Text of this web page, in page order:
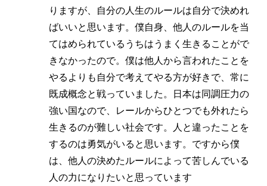
りますが、自分の人生のルールは自分で決めれ
ばいいと思います。僕自身、他人のルールを当
てはめられているうちはうまく生きることがで
きなかったので。僕は他人から言われたことを
やるよりも自分で考えてやる方が好きで、常に
既成概念と戦っていました。日本は同調圧力の
強い国なので、レールからひとつでも外れたら
生きるのが難しい社会です。人と違ったことを
するのは勇気がいると思います。ですから僕
は、他人の決めたルールによって苦しんでいる
人の力になりたいと思っています